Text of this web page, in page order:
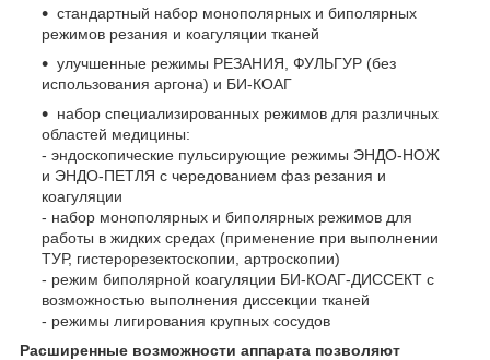
стандартный набор монополярных и биполярных
режимов резания и коагуляции тканей
улучшенные режимы РЕЗАНИЯ, ФУЛЬГУР (без
использования аргона) и БИ-КОАГ
набор специализированных режимов для различных
областей медицины:
- эндоскопические пульсирующие режимы ЭНДО-НОЖ
и ЭНДО-ПЕТЛЯ с чередованием фаз резания и
коагуляции
- набор монополярных и биполярных режимов для
работы в жидких средах (применение при выполнении
ТУР, гистерорезектоскопии, артроскопии)
- режим биполярной коагуляции БИ-КОАГ-ДИССЕКТ с
возможностью выполнения диссекции тканей
- режимы лигирования крупных сосудов
Расширенные возможности аппарата позволяют